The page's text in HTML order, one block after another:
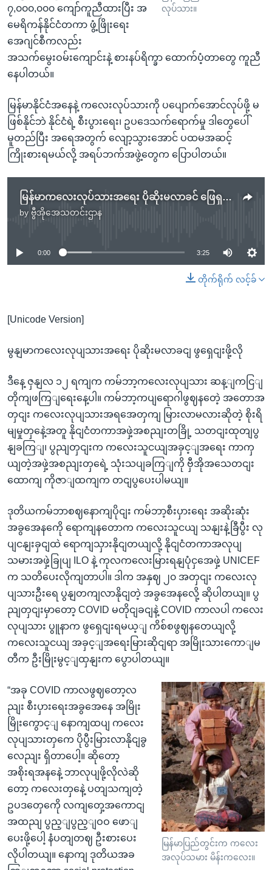
လုပ်သား။
၇,၀၀၀,၀၀၀ ကျော်ကူညီထားပြီး အ
မေရိကန်နိုင်ငံတကာ ဖွံ့ဖြိုးရေး
အေဂျင်စီကလည်း
အသက်မွေးဝမ်းကျောင်းနဲ့ စားနပ်ရိက္ခာ ထောက်ပံ့တာတွေ ကူညီ
နေပါတယ်။
မြန်မာနိုင်ငံအနေနဲ့ ကလေးလုပ်သားကို ပပျောက်အောင်လုပ်ဖို့ မ
ဖြစ်နိုင်ဘဲ နိုင်ငံရဲ့ စီးပွားရေး၊ ဥပဒေသက်ရောက်မှု ဒါတွေပေါ်
မူတည်ပြီး အရေအတွက် လျော့သွားအောင် ပထမအဆင့်
ကြိုးစားရမယ်လို့ အရပ်ဘက်အဖွဲ့တွေက ပြောပါတယ်။
မြန်မာကလေးလုပ်သားအရေး ပိုဆိုးမလာခင် ဖြေရှင်းဖို့လို
by ဗွီအိုအေသတင်းဌာန
No media source currently available
0:00 3:25
တိုက်ရိုက် လင့်ခ်
[Unicode Version]
မွနျမာကလေးလုပျသားအရေး ပိုဆိုးမလာခငျ ဖွရှေငျးဖို့လို
ဒီနေ့ ဇှနျလ ၁၂ ရကျက ကမ်ဘာ့ကလေးလုပျသား ဆန့ျကငြျ
တိုကျဖကြျရေးနေ့ပါ။ ကမ်ဘာ့ကပျရောဂါဖွဈနတေဲ့ အတောအ
တှငျး ကလေးလုပျသားအရအေတှကျ မြားလာမလားဆိုတဲ့ စိုးရိ
မျမှုတှနေဲ့အတူ နိုငျငံတကာအဖှဲ့အစညျးတခြို့ သတငျးထုတျပွ
နျခကြျ၊ ပွညျတှငျးက ကလေးသူငယျအခှင့ျအရေး ကာကှ
ယျတဲ့အဖှဲ့အစညျးတှရေဲ့ သုံးသပျခကြျကို ဗှီအိုအသေတငျး
ထောကျ ကိုဇာျထကျက တငျပွပေးပါမယျ။
ဒုတိယကမ်ဘာစဈနောကျပိုငျး ကမ်ဘာ့စီးပှားရေး အဆိုးဆုံး
အခွအေနကေို ရောကျနတောက ကလေးသူငယျ သနျးနဲ့ခြီပွီး လု
ပျငနျးခှငျထဲ ရောကျသှားနိုငျတယျလို့ နိုငျငံတကာအလုပျ
သမားအဖှဲ့ခြုပျ ILO နဲ့ ကုလကလေးမြားရနျပုံငှအေဖှဲ့ UNICEF
က သတိပေးလိုကျတာပါ။ ဒါက အနှဈ ၂၀ အတှငျး ကလေးလု
ပျသားဦးရေ ပွနျတကျလာနိုငျတဲ့ အခွအေနလေို့ ဆိုပါတယျ။ ပွ
ညျတှငျးမှာတော့ COVID မတိုငျခငျနဲ့ COVID ကာလပါ ကလေး
လုပျသား ပွူနာက ဖွရှေငျးရမယ့ျ ကိစ်စဖွဈနတေယျလို့
ကလေးသူငယျ အခှင့ျအရေးမြားဆိုငျရာ အမြိုးသားကောျမ
တီက ဦးမြိုးမွင့ျထှနျးက ပွောပါတယျ။
မြန်မာပြည်တွင်းက ကလေး
အလုပ်သမား မိန်းကလေး။
“အခု COVID ကာလဖွဈတော့လ
ညျး စီးပှားရေးအခွအေနေ အမြိုး
မြိုးကွောင့ျ နောကျထပျ ကလေး
လုပျသားတှကေ ပိုပွီးမြားလာနိုငျခွ
လေညျး ရှိတာပေါ့။ ဆိုတော့
အစိုးရအနနေဲ့ ဘာလုပျဖို့လိုလဲဆို
တော့ ကလေးတှနေဲ့ ပတျသကျတဲ့
ဥပဒတှေကေို လကျတှေ့အကောငျ
အထညျ ပွည့ျပွည့ျဝဝ ဖောျ
ပေးဖို့ပေါ့ နံပတျတဈ ဦးစားပေး
လိုပါတယျ။ နောကျ ဒုတိယအခ